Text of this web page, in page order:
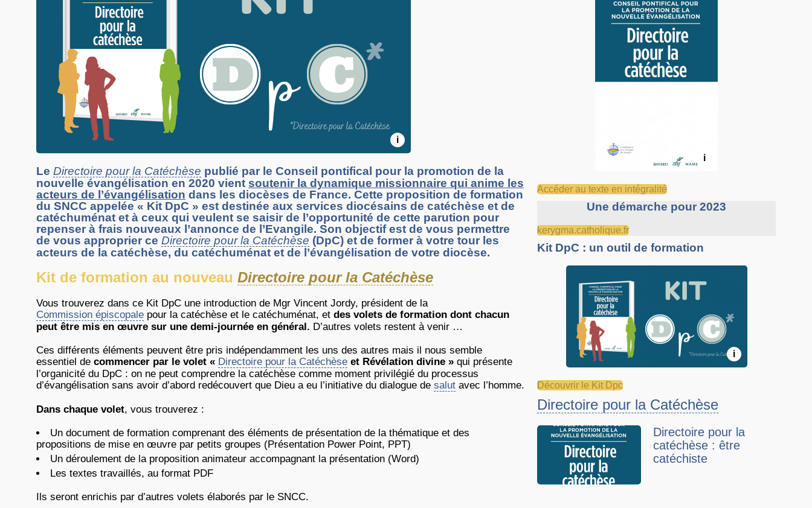
i
Le Directoire pour la Catéchèse publié par le Conseil pontifical pour la promotion de la
nouvelle évangélisation en 2020 vient soutenir la dynamique missionnaire qui anime les
acteurs de l’évangélisation dans les diocèses de France. Cette proposition de formation
du SNCC appelée « Kit DpC » est destinée aux services diocésains de catéchèse et de
catéchuménat et à ceux qui veulent se saisir de l’opportunité de cette parution pour
repenser à frais nouveaux l’annonce de l’Evangile. Son objectif est de vous permettre
de vous approprier ce Directoire pour la Catéchèse (DpC) et de former à votre tour les
acteurs de la catéchèse, du catéchuménat et de l’évangélisation de votre diocèse.
Kit de formation au nouveau Directoire pour la Catéchèse
Vous trouverez dans ce Kit DpC une introduction de Mgr Vincent Jordy, président de la
Commission épiscopale pour la catéchèse et le catéchuménat, et des volets de formation dont chacun
peut être mis en œuvre sur une demi-journée en général. D’autres volets restent à venir …
Ces différents éléments peuvent être pris indépendamment les uns des autres mais il nous semble
essentiel de commencer par le volet « Directoire pour la Catéchèse et Révélation divine » qui présente
l’organicité du DpC : on ne peut comprendre la catéchèse comme moment privilégié du processus
d’évangélisation sans avoir d’abord redécouvert que Dieu a eu l’initiative du dialogue de salut avec l’homme.
Dans chaque volet, vous trouverez :
Un document de formation comprenant des éléments de présentation de la thématique et des
propositions de mise en œuvre par petits groupes (Présentation Power Point, PPT)
Un déroulement de la proposition animateur accompagnant la présentation (Word)
Les textes travaillés, au format PDF
Ils seront enrichis par d’autres volets élaborés par le SNCC.
i
Accéder au texte en intégralité
Une démarche pour 2023
kerygma.catholique.fr
Kit DpC : un outil de formation
i
Découvrir le Kit Dpc
Directoire pour la Catéchèse
Directoire pour la
catéchèse : être
catéchiste